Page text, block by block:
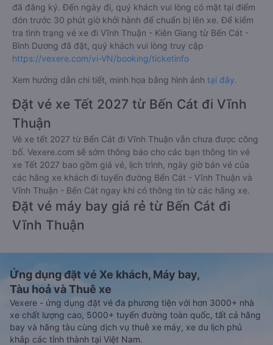
đã đăng ký. Đến ngày đi, quý khách vui lòng có mặt tại điểm
đón trước 30 phút giờ khởi hành để chuẩn bị lên xe. Để kiểm
tra tình trạng vé xe đi Vĩnh Thuận - Kiên Giang từ Bến Cát -
Bình Dương đã đặt, quý khách vui lòng truy cập
https://vexere.com/vi-VN/booking/ticketinfo
Xem hướng dẫn chi tiết, minh họa bằng hình ảnh tại đây.
Đặt vé xe Tết 2027 từ Bến Cát đi Vĩnh
Thuận
Vé xe tết 2027 từ Bến Cát đi Vĩnh Thuận vẫn chưa được công
bố. Vexere.com sẽ sớm thông báo cho các bạn thông tin vé
xe Tết 2027 bao gồm giá vé, lịch trình, ngày giờ bán vé của
các hãng xe khách đi tuyến đường Bến Cát - Vĩnh Thuận và
Vĩnh Thuận - Bến Cát ngay khi có thông tin từ các hãng xe.
Đặt vé máy bay giá rẻ từ Bến Cát đi
Vĩnh Thuận
Ứng dụng đặt vé Xe khách, Máy bay,
Tàu hoả và Thuê xe
Vexere - ứng dụng đặt vé đa phương tiện với hơn 3000+ nhà
xe chất lượng cao, 5000+ tuyến đường toàn quốc, tất cả hãng
bay và hãng tàu cùng dịch vụ thuê xe máy, xe du lịch phủ
khắp các tỉnh thành tại Việt Nam.